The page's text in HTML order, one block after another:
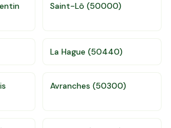
Saint-Lô (50000)
La Hague (50440)
Avranches (50300)
Donnees de valeurs foncières officielles